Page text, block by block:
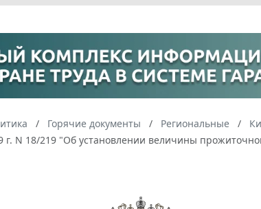
Горячие документы Региональные
г. N 18/219 "Об установлении величины